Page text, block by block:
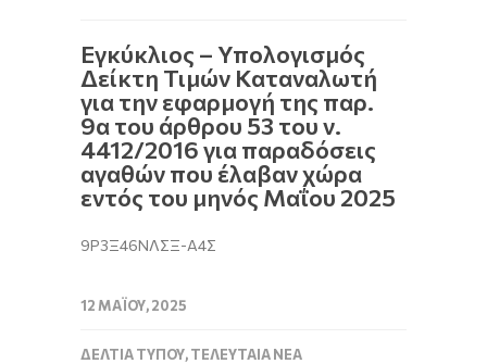
Εγκύκλιος – Υπολογισμός
Δείκτη Τιμών Καταναλωτή
για την εφαρμογή της παρ.
9α του άρθρου 53 του ν.
4412/2016 για παραδόσεις
αγαθών που έλαβαν χώρα
εντός του μηνός Μαΐου 2025
9Ρ3Ξ46ΝΛΣΞ-Α4Σ
12 ΜΑΪ́ΟΥ, 2025
ΔΕΛΤΊΑ ΤΎΠΟΥ,ΤΕΛΕΥΤΑΊΑ ΝΈΑ